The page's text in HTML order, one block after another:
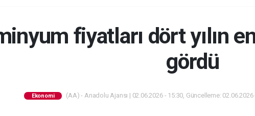
fiyatları dört yılın
gördü
Ekonomi (AA) - Anadolu Ajansı | 02.06.2026 - 15:30, Güncelleme: 02.06.2026